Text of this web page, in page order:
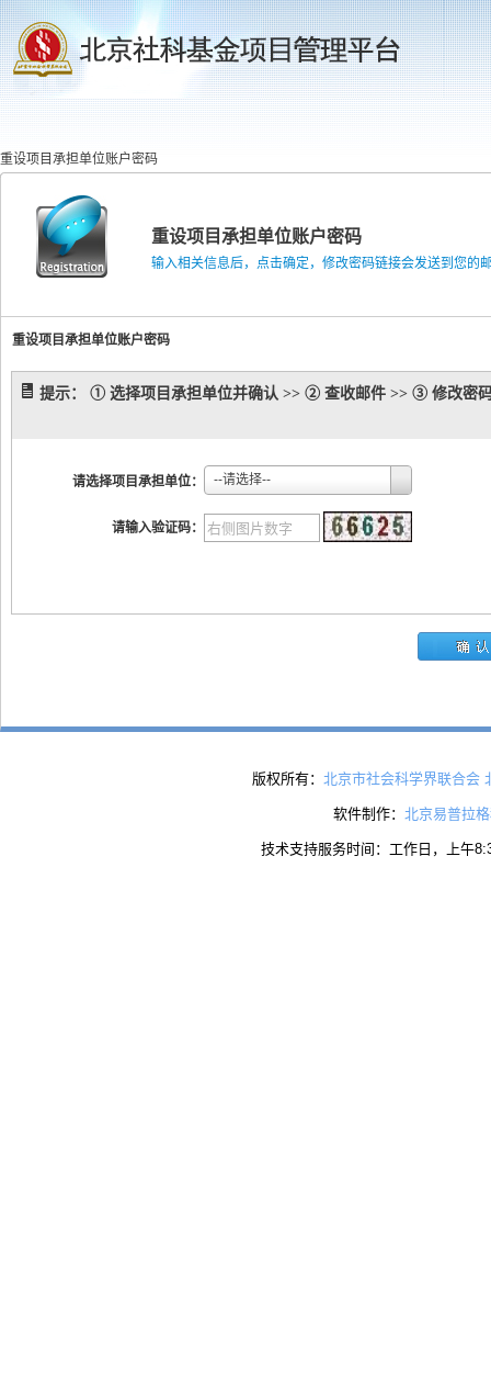
重设项目承担单位账户密码
重设项目承担单位账户密码
输入相关信息后，点击确定，修改密码链接会发送到您的
重设项目承担单位账户密码
提示： ① 选择项目承担单位并确认 >> ② 查收邮件 >> ③ 修改密
请选择项目承担单位： --请选择--
请输入验证码：
版权所有： 北京市社会科学界联合会
软件制作： 北京易普拉
技术支持服务时间：工作日，上午